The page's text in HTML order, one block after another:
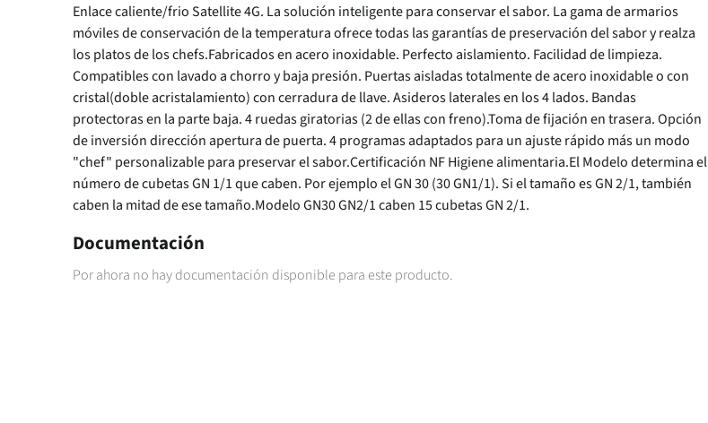
Enlace caliente/frio Satellite 4G. La solución inteligente para conservar el sabor. La gama de armarios
móviles de conservación de la temperatura ofrece todas las garantías de preservación del sabor y realza
los platos de los chefs.Fabricados en acero inoxidable. Perfecto aislamiento. Facilidad de limpieza.
Compatibles con lavado a chorro y baja presión. Puertas aisladas totalmente de acero inoxidable o con
cristal(doble acristalamiento) con cerradura de llave. Asideros laterales en los 4 lados. Bandas
protectoras en la parte baja. 4 ruedas giratorias (2 de ellas con freno).Toma de fijación en trasera. Opción
de inversión dirección apertura de puerta. 4 programas adaptados para un ajuste rápido más un modo
"chef" personalizable para preservar el sabor.Certificación NF Higiene alimentaria.El Modelo determina el
número de cubetas GN 1/1 que caben. Por ejemplo el GN 30 (30 GN1/1). Si el tamaño es GN 2/1, también
caben la mitad de ese tamaño.Modelo GN30 GN2/1 caben 15 cubetas GN 2/1.
Documentación
Por ahora no hay documentación disponible para este producto.